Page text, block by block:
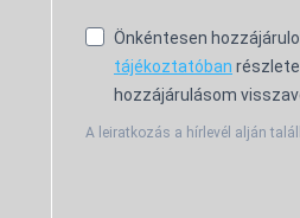
Önkéntesen
tájékoztatóban
hozzájárulásom
A leiratkozás a hírlevél alján